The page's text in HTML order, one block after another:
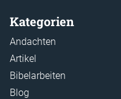
Kategorien
Andachten
Artikel
Bibelarbeiten
Blog